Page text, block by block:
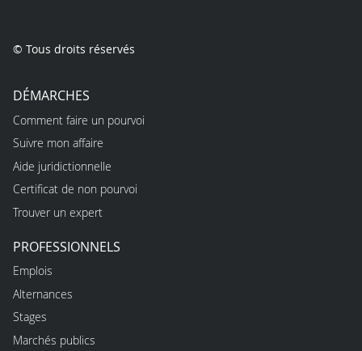
© Tous droits réservés
DÉMARCHES
Comment faire un pourvoi
Suivre mon affaire
Aide juridictionnelle
Certificat de non pourvoi
Trouver un expert
PROFESSIONNELS
Emplois
Alternances
Stages
Marchés publics